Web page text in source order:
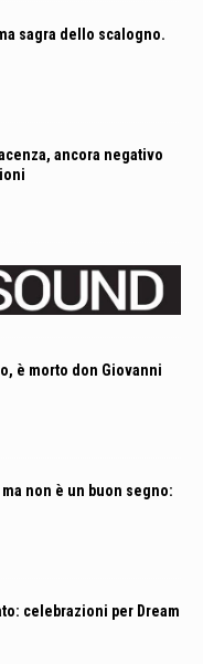
sagra dello scalogno.
ancora negativo
è morto don Giovanni
non è un buon segno:
celebrazioni per Dream